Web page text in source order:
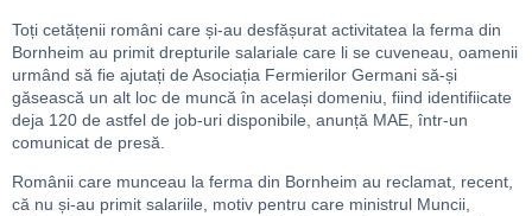
Toți cetățenii români care și-au desfășurat activitatea la ferma din
Bornheim au primit drepturile salariale care li se cuveneau, oamenii
urmând să fie ajutați de Asociația Fermierilor Germani să-și
găsească un alt loc de muncă în același domeniu, fiind identifiicate
deja 120 de astfel de job-uri disponibile, anunță MAE, într-un
comunicat de presă.
Românii care munceau la ferma din Bornheim au reclamat, recent,
că nu și-au primit salariile, motiv pentru care ministrul Muncii,